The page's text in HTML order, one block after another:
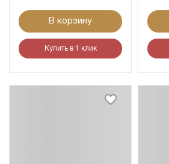
В корзину
Купить в 1 клик